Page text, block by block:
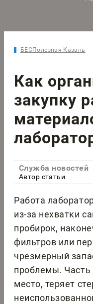
БЕСПолезная Казань
Как
закупку
Служба новостей
Автор статьи
Работа
из-за нехватки
пробирок,
фильтров или
чрезмерный
проблемы. Часть
место, теряет